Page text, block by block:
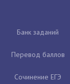
Банк заданий
Перевод баллов
Сочинение ЕГЭ